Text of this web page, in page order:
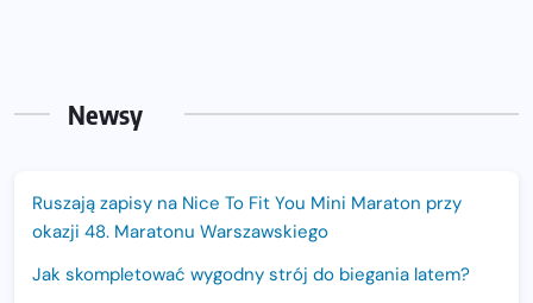
Newsy
Ruszają zapisy na Nice To Fit You Mini Maraton przy
okazji 48. Maratonu Warszawskiego
Jak skompletować wygodny strój do biegania latem?